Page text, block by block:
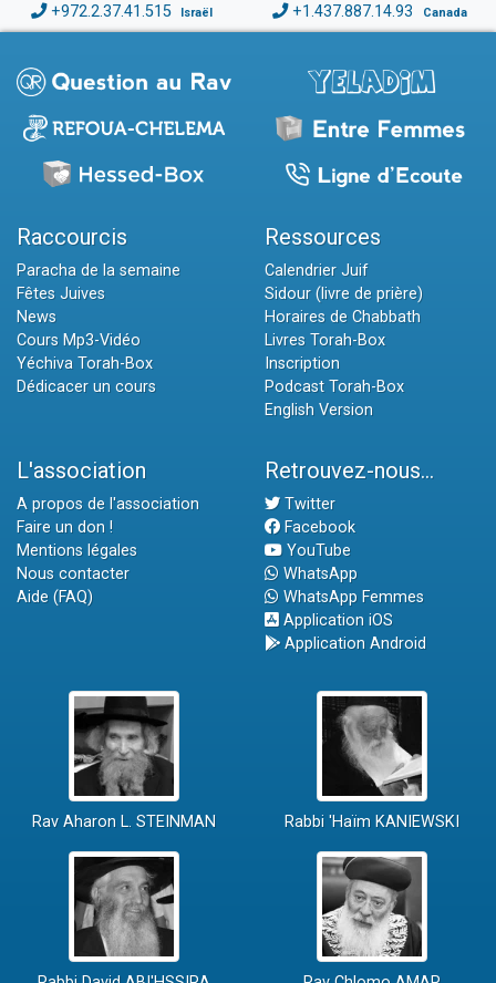
+972.2.37.41.515 Israël +1.437.887.14.93 Canada
Raccourcis
Paracha de la semaine
Fêtes Juives
News
Cours Mp3-Vidéo
Yéchiva Torah-Box
Dédicacer un cours
Ressources
Calendrier Juif
Sidour (livre de prière)
Horaires de Chabbath
Livres Torah-Box
Inscription
Podcast Torah-Box
English Version
L'association
A propos de l'association
Faire un don !
Mentions légales
Nous contacter
Aide (FAQ)
Retrouvez-nous...
Twitter
Facebook
YouTube
WhatsApp
WhatsApp Femmes
Application iOS
Application Android
Rav Aharon L. STEINMAN Rabbi 'Haïm KANIEWSKI